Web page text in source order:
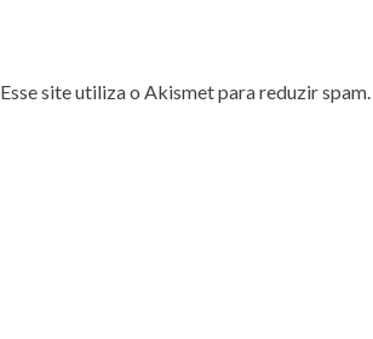
Esse site utiliza o Akismet para reduzir spam.